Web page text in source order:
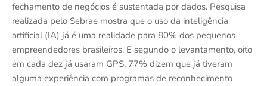
fechamento de negócios é sustentada por dados. Pesquisa
realizada pelo Sebrae mostra que o uso da inteligência
artificial (IA) já é uma realidade para 80% dos pequenos
empreendedores brasileiros. E segundo o levantamento, oito
em cada dez já usaram GPS, 77% dizem que já tiveram
alguma experiência com programas de reconhecimento